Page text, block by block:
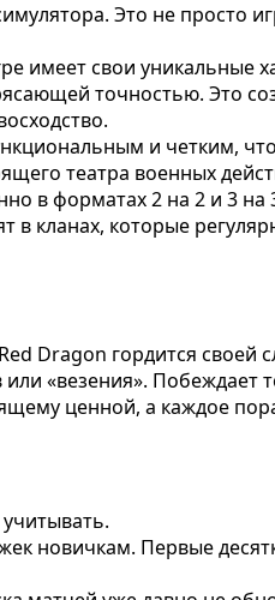
Это не просто
имеет свои уникальные
точностью. Это
и четким,
театра военных
в форматах 2 на 2 и 3
кланах, которые
Dragon гордится своей
«везения». Побеждает
ценной, а каждое
новичкам. Первые